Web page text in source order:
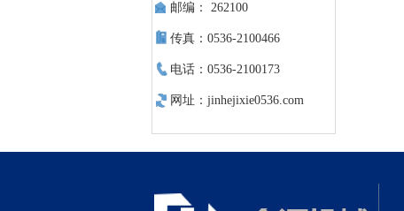
邮编： 262100
传真：0536-2100466
电话：0536-2100173
网址：jinhejixie0536.com